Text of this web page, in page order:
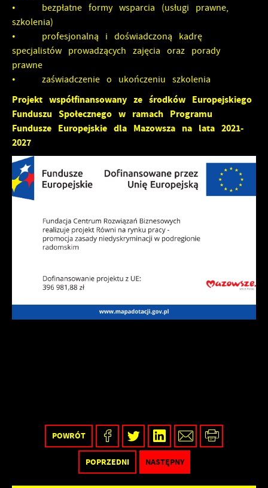
• bezpłatne formy wsparcia (usługi prawne,
szkolenia)
• profesjonalną i doświadczoną kadrę
specjalistów prowadzących zajęcia oraz porady
prawne
• zaświadczenie o ukończeniu szkolenia
Projekt współfinansowany ze środków Europejskiego
Funduszu Społecznego w ramach Programu
Fundusze Europejskie dla Mazowsza na lata 2021-
2027
POWRÓT
POPRZEDNI NASTĘPNY